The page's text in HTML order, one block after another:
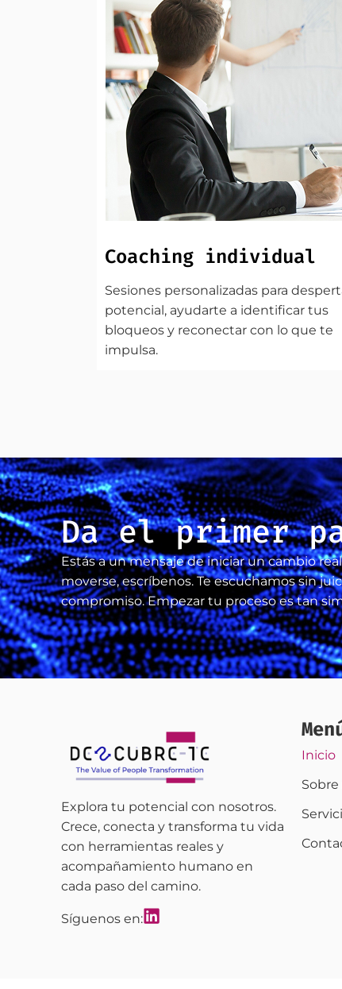
Coaching individual
Sesiones personalizadas para
potencial, ayudarte a identificar tus
bloqueos y reconectar con lo que te
impulsa.
Da el primer
Estás a un mensaje de iniciar un cambio
moverse, escríbenos. Te escuchamos sin
compromiso. Empezar tu proceso es tan
Explora tu potencial con nosotros.
Crece, conecta y transforma tu vida
con herramientas reales y
acompañamiento humano en
cada paso del camino.
Síguenos en:
Inicio